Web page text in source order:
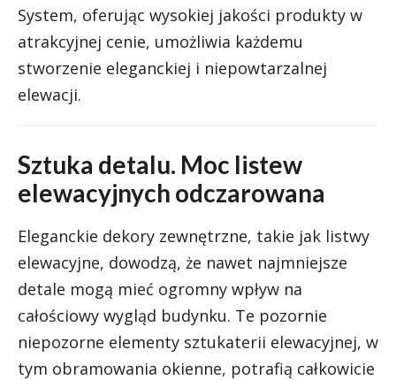
System, oferując wysokiej jakości produkty w
atrakcyjnej cenie, umożliwia każdemu
stworzenie eleganckiej i niepowtarzalnej
elewacji.
Sztuka detalu. Moc listew
elewacyjnych odczarowana
Eleganckie dekory zewnętrzne, takie jak listwy
elewacyjne, dowodzą, że nawet najmniejsze
detale mogą mieć ogromny wpływ na
całościowy wygląd budynku. Te pozornie
niepozorne elementy sztukaterii elewacyjnej, w
tym obramowania okienne, potrafią całkowicie